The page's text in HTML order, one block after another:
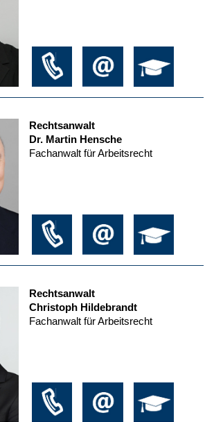
Rechtsanwalt
Dr. Martin Hensche
Fachanwalt für Arbeitsrecht
Rechtsanwalt
Christoph Hildebrandt
Fachanwalt für Arbeitsrecht